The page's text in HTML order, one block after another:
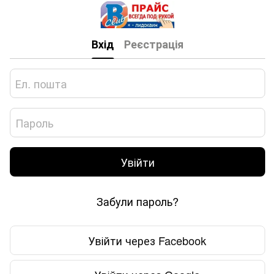
Вхід Реєстрація
Увійти
Забули пароль?
Увійти через Facebook